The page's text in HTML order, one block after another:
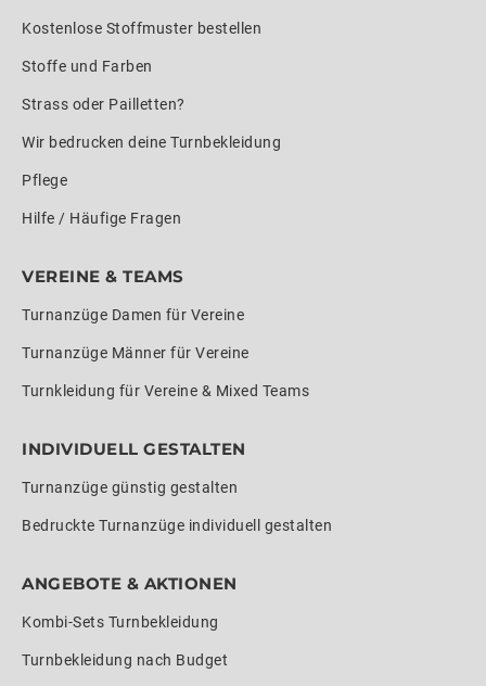
Kostenlose Stoffmuster bestellen
Stoffe und Farben
Strass oder Pailletten?
Wir bedrucken deine Turnbekleidung
Pflege
Hilfe / Häufige Fragen
VEREINE & TEAMS
Turnanzüge Damen für Vereine
Turnanzüge Männer für Vereine
Turnkleidung für Vereine & Mixed Teams
INDIVIDUELL GESTALTEN
Turnanzüge günstig gestalten
Bedruckte Turnanzüge individuell gestalten
ANGEBOTE & AKTIONEN
Kombi-Sets Turnbekleidung
Turnbekleidung nach Budget